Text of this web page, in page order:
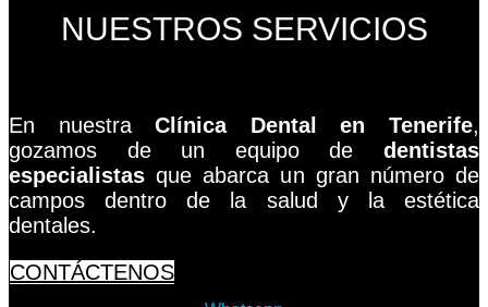
NUESTROS SERVICIOS
En nuestraClínica Dental en Tenerife,
gozamos de un equipo de dentistas
especialistas que abarca un gran número de
campos dentro de la salud y la estética
dentales.
CONTÁCTENOS